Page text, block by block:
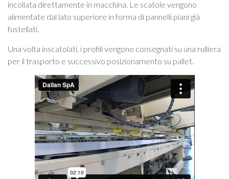
incollata direttamente in macchina. Le scatole vengono
alimentate dal lato superiore in forma di pannelli piani già
fustellati.
Una volta inscatolati, i profili vengono consegnati su una rulliera
per il trasporto e successivo posizionamento su pallet.